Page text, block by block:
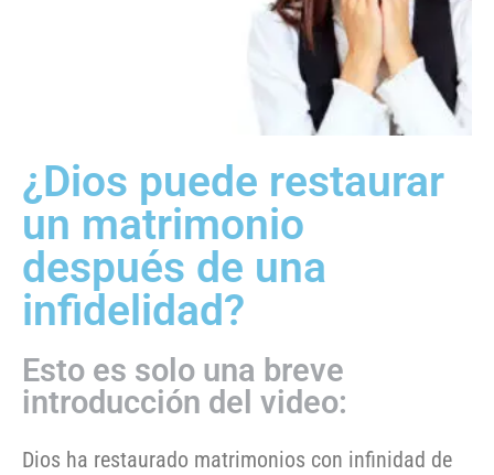
¿Dios puede restaurar
un matrimonio
después de una
infidelidad?
Esto es solo una breve
introducción del video:
Dios ha restaurado matrimonios con infinidad de